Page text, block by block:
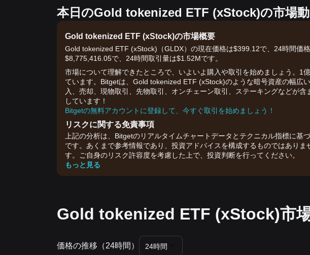
本日のGold tokenized ETF (xStock)の市場
Gold tokenized ETF (xStock)の市場概要
Gold tokenized ETF (xStock)（GLDX）の現在価格は$399.12で、24時間価
$8,775,416.05で、24時間取引量は$1.52Mです。
市場について理解できたところで、いよいよ購入や取引を始めましょう。1
ています。Bitgetは、Gold tokenized ETF (xStock)のような暗号資産の幅広
入、売却、現物取引、先物取引、オンチェーン取引、ステーキングなどが
しています！
Bitgetの無料アカウントに登録して、今すぐ取引を始めましょう！
リスクに関する免責事項
上記の分析は、Bitgetのリアルタイムチャートデータとテクニカル指標に基
です。あくまで参考情報であり、投資アドバイスを構成するものではあり
す。ご自身のリスク許容度を考慮した上で、投資判断を行ってください。
もっと見る
Gold tokenized ETF (xStock)市
価格の推移（24時間） 24時間